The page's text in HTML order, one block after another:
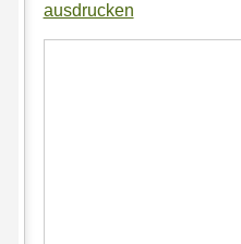
ausdrucken